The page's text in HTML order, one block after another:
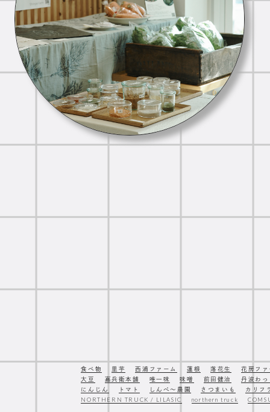
食べ物 里芋 西浦ファーム 蓮根 落花生
花房フ
大豆
嘉兵衛本舗 唯一味 味噌 前田健治
丹波わ
にんじん
トマト しんぺ〜農園 さつまいも
カリフ
NORTHERN TRUCK / LILASIC
northern truck